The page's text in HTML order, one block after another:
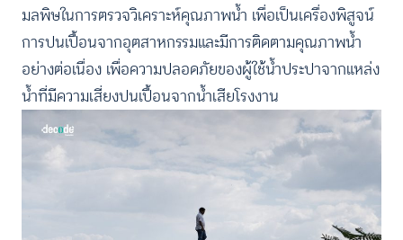
มลพิษในการตรวจวิเคราะห์คุณภาพน้ำ เพื่อเป็นเครื่องพิสูจน์
การปนเปื้อนจากอุตสาหกรรมและมีการติดตามคุณภาพน้ำ
อย่างต่อเนื่อง เพื่อความปลอดภัยของผู้ใช้น้ำประปาจากแหล่ง
น้ำที่มีความเสี่ยงปนเปื้อนจากน้ำเสียโรงงาน